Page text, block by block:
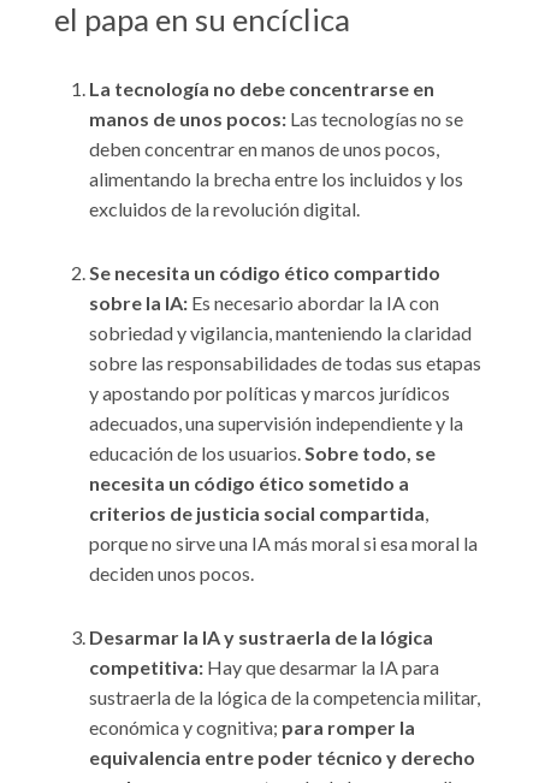
el papa en su encíclica
La tecnología no debe concentrarse en
manos de unos pocos:Las tecnologías no se
deben concentrar en manos de unos pocos,
alimentando la brecha entre los incluidos y los
excluidos de la revolución digital.
Se necesita un código ético compartido
sobre la IA:Es necesario abordar la IA con
sobriedad y vigilancia, manteniendo la claridad
sobre las responsabilidades de todas sus etapas
y apostando por políticas y marcos jurídicos
adecuados, una supervisión independiente y la
educación de los usuarios.Sobre todo, se
necesita un código ético sometido a
criterios de justicia social compartida,
porque no sirve una IA más moral si esa moral la
deciden unos pocos.
Desarmar la IA y sustraerla de la lógica
competitiva:Hay que desarmar la IA para
sustraerla de la lógica de la competencia militar,
económica y cognitiva; para romper la
equivalencia entre poder técnico y derecho